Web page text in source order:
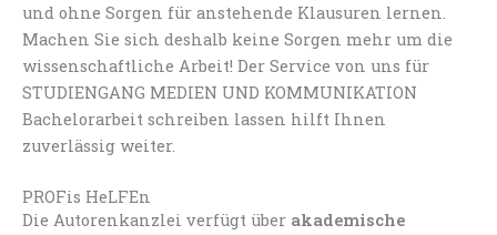
und ohne Sorgen für anstehende Klausuren lernen.
Machen Sie sich deshalb keine Sorgen mehr um die
wissenschaftliche Arbeit! Der Service von uns für
STUDIENGANG MEDIEN UND KOMMUNIKATION
Bachelorarbeit schreiben lassen hilft Ihnen
zuverlässig weiter.
PROFis HeLFEn
Die Autorenkanzlei verfügt über akademische